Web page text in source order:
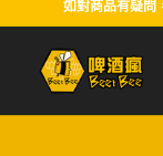
如對商品有疑問